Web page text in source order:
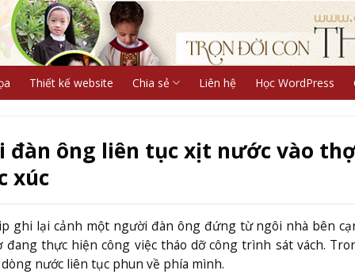
Thiết kế website Chia sẻ Liên hệ Học WordPress
đàn ông liên tục xịt nước vào
xúc
ghi lại cảnh một người đàn ông đứng từ ngôi nhà bên
thực hiện công việc tháo dỡ công trình sát vách.
nước liên tục phun về phía mình.